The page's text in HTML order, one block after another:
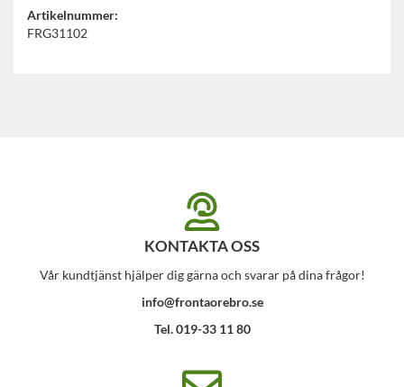
Artikelnummer:
FRG31102
KONTAKTA OSS
Vår kundtjänst hjälper dig gärna och svarar på dina frågor!
info@frontaorebro.se
Tel. 019-33 11 80